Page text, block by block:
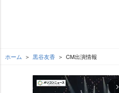
ホーム 黒谷友香 CM出演情報
arrow_forward_ios